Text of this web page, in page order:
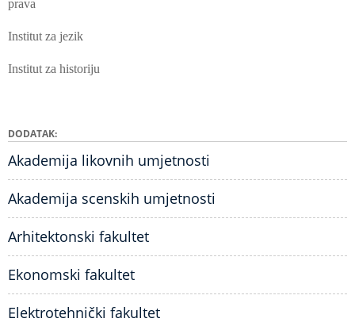
prava
Institut za jezik
Institut za historiju
DODATAK
Akademija likovnih umjetnosti
Akademija scenskih umjetnosti
Arhitektonski fakultet
Ekonomski fakultet
Elektrotehnički fakultet